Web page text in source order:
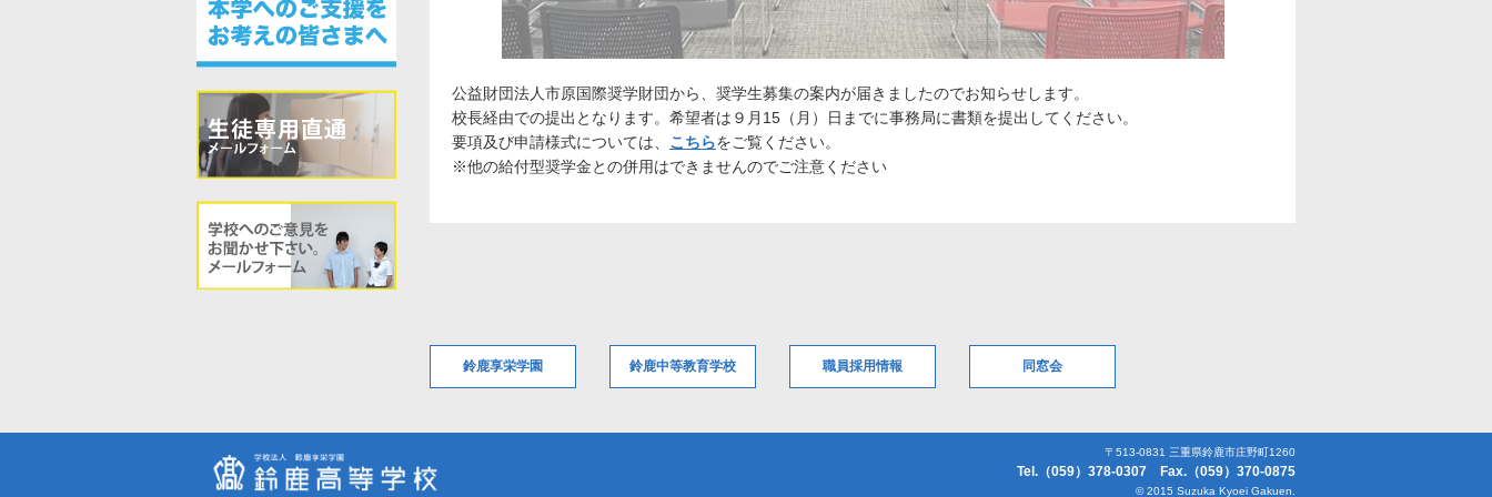
公益財団法人市原国際奨学財団から、奨学生募集の案内が届きましたのでお知らせします。
校長経由での提出となります。希望者は９月15（月）日までに事務局に書類を提出してください。
要項及び申請様式については、 こちらをご覧ください。
※他の給付型奨学金との併用はできませんのでご注意ください
鈴鹿享栄学園 鈴鹿中等教育学校 職員採用情報 同窓会
〒513-0831 三重県鈴鹿市庄野町1260
Tel.（059）378-0307 Fax.（059）370-0875
© 2015 Suzuka Kyoei Gakuen.